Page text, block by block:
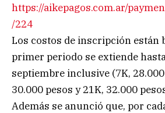
https://aikepagos.com.ar/
/224
Los costos de inscripción están
primer periodo se extiende
septiembre inclusive (7K,
30.000 pesos y 21K, 32.000
Además se anunció que, por